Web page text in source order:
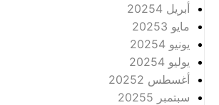
أبريل 2025 4
مايو 2025 3
يونيو 2025 4
يوليو 2025 4
أغسطس 2025 2
سبتمبر 2025 5